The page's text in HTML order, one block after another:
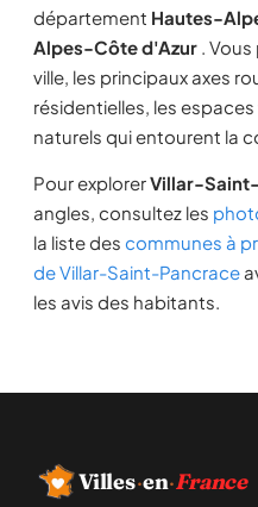
département Hautes-
Alpes-Côte d'Azur .
ville, les principaux axes
résidentielles, les
naturels qui entourent la
Pour explorerVillar-
angles, consultez les
la liste des communes à
de Villar-Saint-Pancrace
les avis des habitants.
Villes·en·France